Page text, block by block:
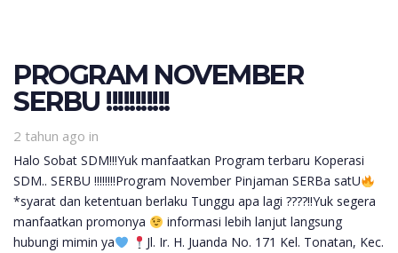
PROGRAM NOVEMBER
SERBU !!!!!!!!!!!
2 tahun ago in
Halo Sobat SDM!!!Yuk manfaatkan Program terbaru Koperasi
SDM.. SERBU !!!!!!!!Program November Pinjaman SERBa satU
*syarat dan ketentuan berlaku Tunggu apa lagi ????!!Yuk segera
manfaatkan promonya
informasi lebih lanjut langsung
hubungi mimin ya
Jl. Ir. H. Juanda No. 171 Kel. Tonatan, Kec.